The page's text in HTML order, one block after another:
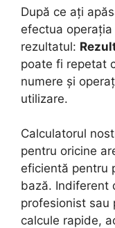
După ce ați
efectua
rezultatul:
poate fi repetat
numere și
utilizare.
Calculatorul
pentru oricine
eficientă pentru
bază. Indiferent
profesionist sau
calcule rapide,